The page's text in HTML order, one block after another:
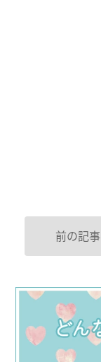
前の記事